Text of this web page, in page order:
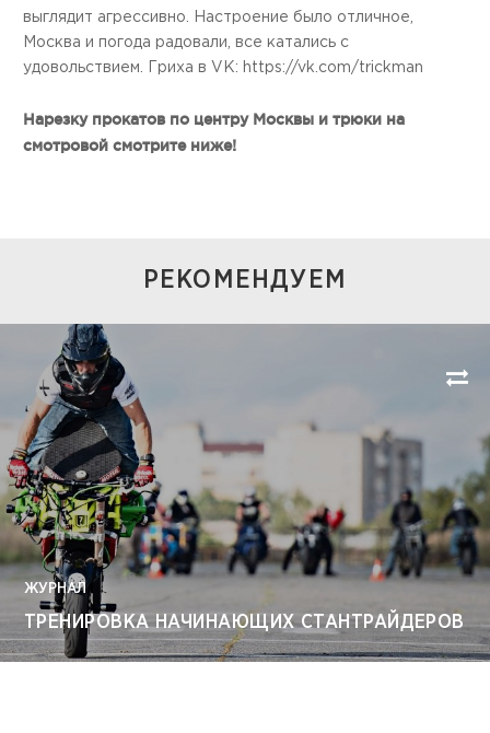
выглядит агрессивно. Настроение было отличное,
Москва и погода радовали, все катались с
удовольствием. Гриха в VK: https://vk.com/trickman
Нарезку прокатов по центру Москвы и трюки на
смотровой смотрите ниже!
РЕКОМЕНДУЕМ
ЖУРНАЛ
ТРЕНИРОВКА НАЧИНАЮЩИХ СТАНТРАЙДЕРОВ